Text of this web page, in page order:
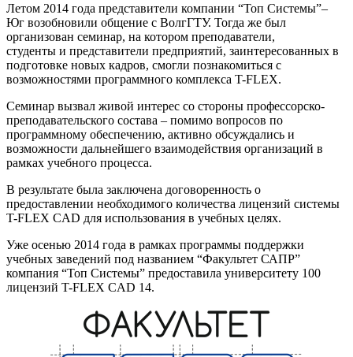
Летом 2014 года представители компании “Топ Системы”–
Юг возобновили общение с ВолгГТУ. Тогда же был
организован семинар, на котором преподаватели,
студенты и представители предприятий, заинтересованных в
подготовке новых кадров, смогли познакомиться с
возможностями программного комплекса T-FLEX.
Семинар вызвал живой интерес со стороны профессорско-
преподавательского состава – помимо вопросов по
программному обеспечению, активно обсуждались и
возможности дальнейшего взаимодействия организаций в
рамках учебного процесса.
В результате была заключена договоренность о
предоставлении необходимого количества лицензий системы
T-FLEX CAD для использования в учебных целях.
Уже осенью 2014 года в рамках программы поддержки
учебных заведений под названием “Факультет САПР”
компания “Топ Системы” предоставила университету 100
лицензий T-FLEX CAD 14.